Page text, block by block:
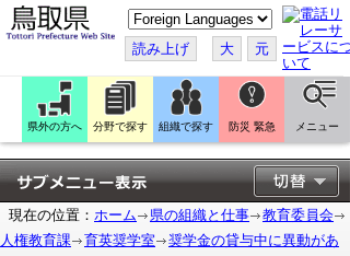
こ
の
ペ
ー
ジ
翻
訳
す
る
読み上げ 大 元
県外の方へ 分野で探す 組織で探す 防災 緊急 メニュー
現在の位置： ホーム 県の組織と仕事
教育委員会
人権教育課
育英奨学室
奨学金の貸与中に異動があ